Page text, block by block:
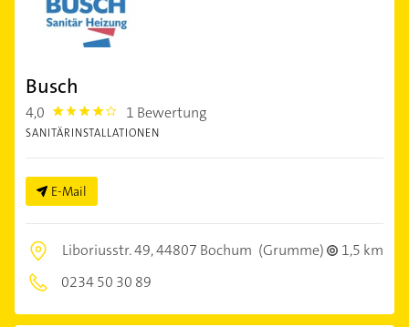
Busch
4,0 4.0 1 Bewertung
SANITÄRINSTALLATIONEN
E-Mail
Liboriusstr. 49,44807 Bochum (Grumme)
1,5 km
0234 50 30 89